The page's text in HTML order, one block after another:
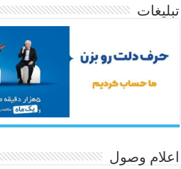
تبلیغات
اعلام وصول